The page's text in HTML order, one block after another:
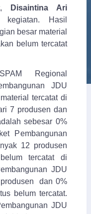
Disaintina Ari
Hasil
besar material
belum tercatat
Regional
JDU
tercatat di
7 produsen dan
sebesar 0%
Pembangunan
12 produsen
tercatat di
JDU
dan 0%
belum tercatat.
JDU